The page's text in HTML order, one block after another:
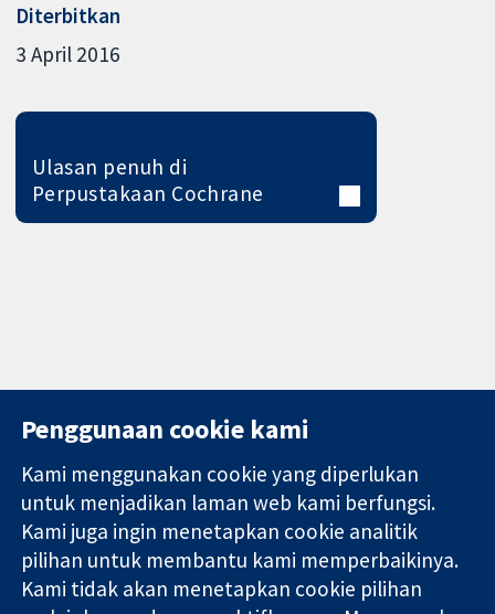
Diterbitkan
3 April 2016
Ulasan penuh di
Perpustakaan Cochrane
Bukti yang
dipercayai.
keputusan
termaklum
11-13 Cavendish
Square
London
W1G 0AN
United Kingdom
Hubungi kita
Berita
Pejabat
akhbar
Perihal Kami
Penggunaan cookie kami
Kami menggunakan cookie yang diperlukan
untuk menjadikan laman web kami berfungsi.
Kami juga ingin menetapkan cookie analitik
pilihan untuk membantu kami memperbaikinya.
Kami tidak akan menetapkan cookie pilihan